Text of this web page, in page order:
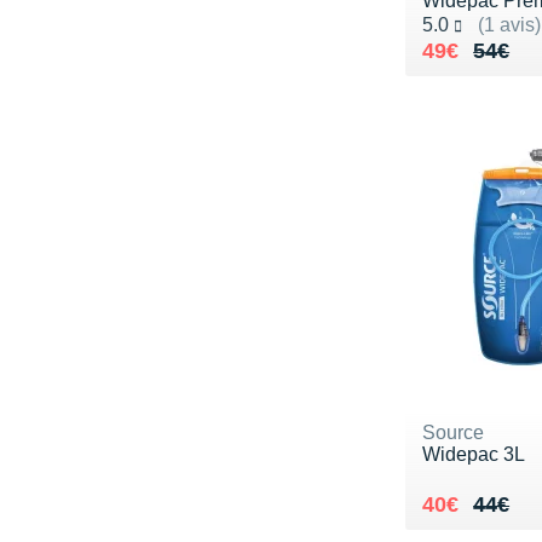
5.0
(1 avis)
Noté 5.0 sur 5
54€
Au lieu de
49€
Vendu 49€
Source
Widepac 3L
44€
Au lieu de
40€
Vendu 40€